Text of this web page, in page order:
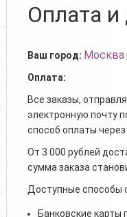
Оплата и
Ваш город: Москва
Оплата:
Все заказы,
электронную почту
способ оплаты
От 3 000 рублей
сумма заказа
Доступные способы
Банковские карты